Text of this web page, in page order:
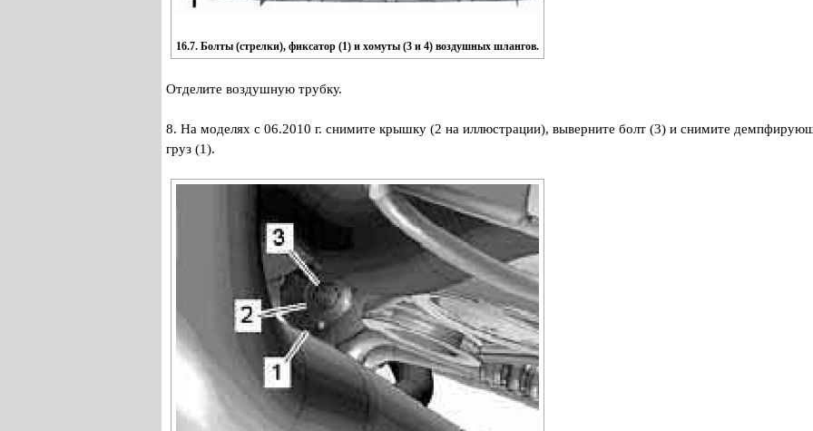
16.7. Болты (стрелки), фиксатор (1) и хомуты (3 и 4) воздушных шлангов.
Отделите воздушную трубку.
8. На моделях с 06.2010 г. снимите крышку (2 на иллюстрации), выверните болт (3) и снимите
груз (1).